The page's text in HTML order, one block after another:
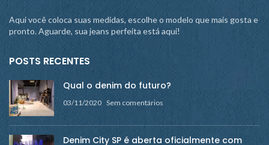
Aqui você coloca suas medidas, escolhe o modelo que mais gosta e
pronto. Aguarde, sua jeans perfeita está aqui!
POSTS RECENTES
Qual o denim do futuro?
03/11/2020 Sem comentários
Denim City SP é aberta oficialmente com